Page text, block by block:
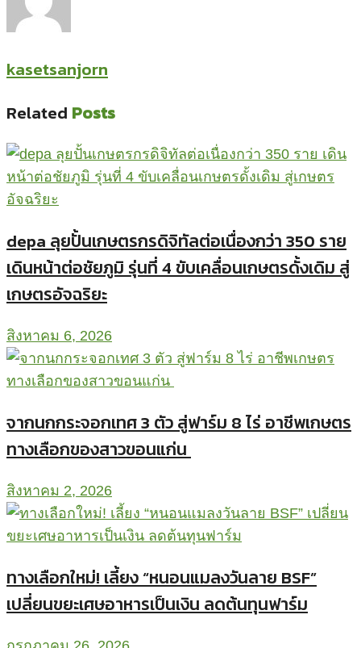
kasetsanjorn
Related Posts
depa ลุยปั้นเกษตรกรดิจิทัลต่อเนื่องกว่า 350 ราย
เดินหน้าต่อชัยภูมิ รุ่นที่ 4 ขับเคลื่อนเกษตรดั้งเดิม สู่
เกษตรอัจฉริยะ
สิงหาคม 6, 2026
จากนกกระจอกเทศ 3 ตัว สู่ฟาร์ม 8 ไร่ อาชีพเกษตร
ทางเลือกของสาวขอนแก่น
สิงหาคม 2, 2026
ทางเลือกใหม่! เลี้ยง “หนอนแมลงวันลาย BSF”
เปลี่ยนขยะเศษอาหารเป็นเงิน ลดต้นทุนฟาร์ม